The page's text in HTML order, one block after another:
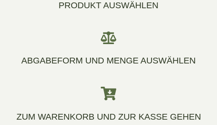
PRODUKT AUSWÄHLEN
ABGABEFORM UND MENGE AUSWÄHLEN
ZUM WARENKORB UND ZUR KASSE GEHEN